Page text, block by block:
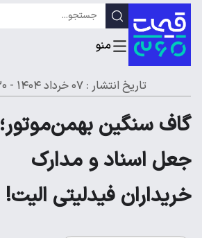
تاریخ انتشار :۰۷ خرداد ۱۴۰۴ - ۱۵:۳۰
گاف سنگین بهمن‌موتور؛
جعل اسناد و مدارک
خریداران فیدلیتی الیت!